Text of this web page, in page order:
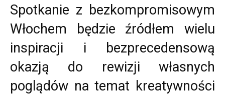
Spotkanie z bezkompromisowym
Włochem będzie źródłem wielu
inspiracji i bezprecedensową
okazją do rewizji własnych
poglądów na temat kreatywności